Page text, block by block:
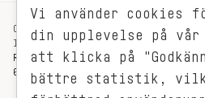
OXENSTIERNSGATAN 33
114 27 STOCKHOLM
REDAKTIONEN@VEGOMAGASINET.SE
08-799 62 01
Vi använder cookies
din upplevelse på vår
att klicka på
bättre statistik,